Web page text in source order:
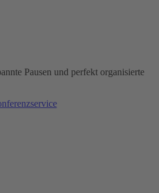
Pausen und perfekt organisierte